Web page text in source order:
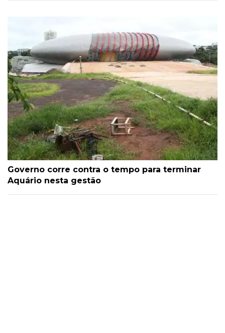
Governo corre contra o tempo para terminar
Aquário nesta gestão